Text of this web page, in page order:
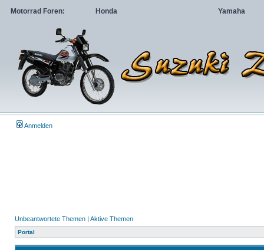
Motorrad Foren: Honda Yamaha
Anmelden
Unbeantwortete Themen | Aktive Themen
Portal